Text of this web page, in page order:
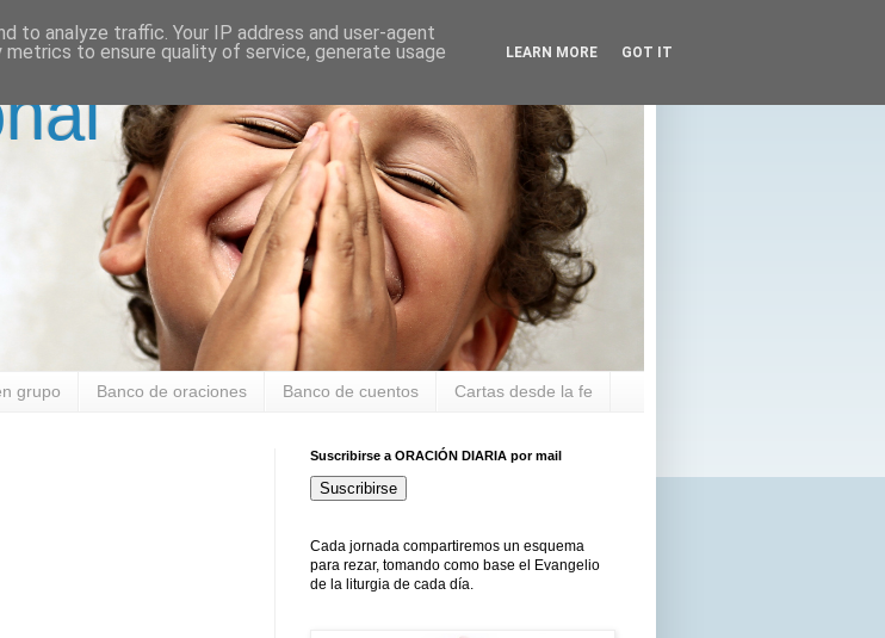
grupo Banco de oraciones Banco de cuentos Cartas desde la fe
Suscribirse a ORACIÓN DIARIA por mail
Suscribirse
Cada jornada compartiremos un esquema
para rezar, tomando como base el Evangelio
de la liturgia de cada día.
to analyze traffic. Your IP address and user-agent
to ensure quality of service, generate usage
LEARN MORE GOT IT